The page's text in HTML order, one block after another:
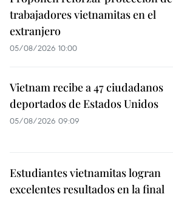
trabajadores vietnamitas en el
extranjero
05/08/2026 10:00
Vietnam recibe a 47 ciudadanos
deportados de Estados Unidos
05/08/2026 09:09
Estudiantes vietnamitas logran
excelentes resultados en la final